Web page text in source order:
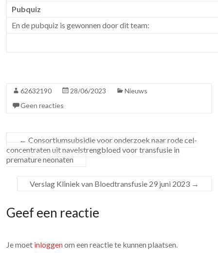
Pubquiz
En de pubquiz is gewonnen door dit team:
62632190 28/06/2023
Nieuws
Geen reacties
← Consortiumsubsidie voor onderzoek naar rode cel-
concentraten uit navelstrengbloed voor transfusie in
premature neonaten
Verslag Kliniek van Bloedtransfusie 29 juni 2023 →
Geef een reactie
Je moet inloggenom een reactie te kunnen plaatsen.